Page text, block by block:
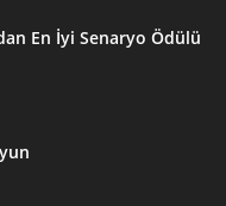
En İyi Senaryo Ödülü